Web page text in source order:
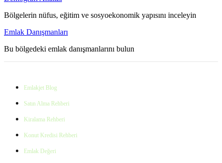
Bölgelerin nüfus, eğitim ve sosyoekonomik yapısını inceleyin
Emlak Danışmanları
Bu bölgedeki emlak danışmanlarını bulun
Emlakjet Blog
Satın Alma Rehberi
Kiralama Rehberi
Konut Kredisi Rehberi
Emlak Değeri